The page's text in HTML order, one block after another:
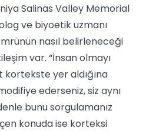
Salinas Valley Memorial
ve biyoetik uzmanı
nasıl belirleneceği
var. “İnsan olmayı
yer aldığına
ederseniz, siz aynı
bunu sorgulamanız
konuda ise korteksi